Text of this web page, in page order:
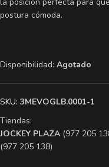
la posición perfecta para
postura cómoda.
Disponibilidad: Agotado
SKU: 3MEVOGLB.0001-1
Tiendas:
​JOCKEY PLAZA (977 205
(977 205 138)